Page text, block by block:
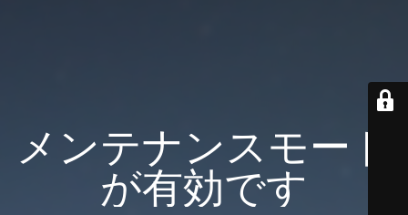
メンテナンスモード
が有効です